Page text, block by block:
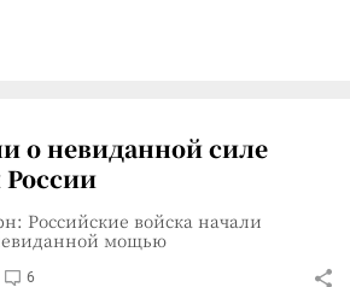
о невиданной силе
Российские войска начали
мощью
6